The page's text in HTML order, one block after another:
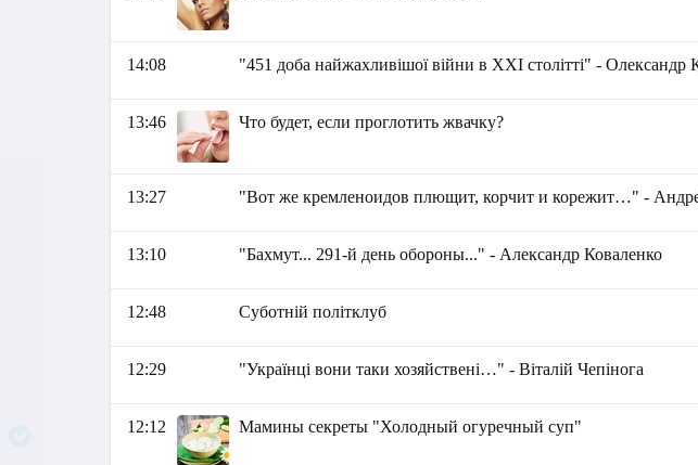
14:08 "451 доба найжахливішої війни в XXI столітті" - Олександр
13:46 Что будет, если проглотить жвачку?
13:27 "Вот же кремленоидов плющит, корчит и корежит…" -
13:10 "Бахмут... 291-й день обороны..." - Александр Коваленко
12:48 Суботній політклуб
12:29 "Українці вони таки хозяйствені…" - Віталій Чепінога
12:12 Мамины секреты "Холодный огуречный суп"